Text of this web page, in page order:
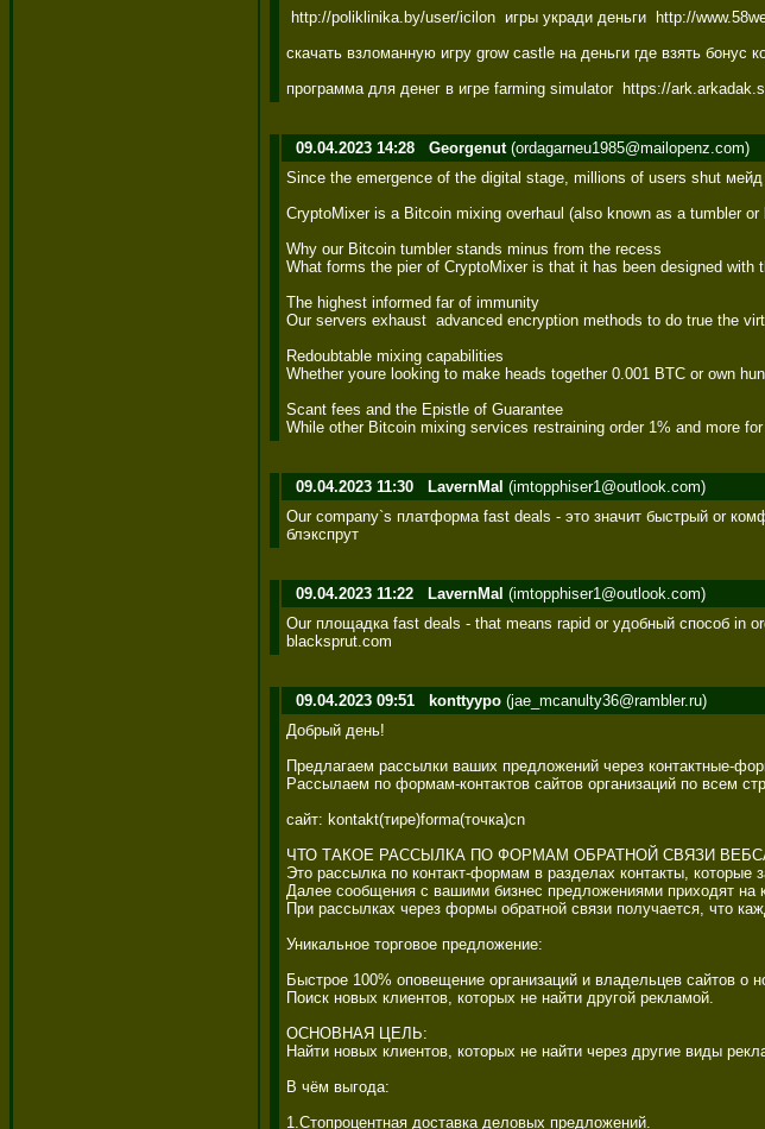
http://poliklinika.by/user/icilon  игры укради деньги  http://
скачать взломанную игру grow castle на деньги где взять бонус
программа для денег в игре farming simulator  https://
09.04.2023 14:28 Georgenut(ordagarneu1985@mailopenz.com)
Since the emergence of the digital stage, millions of users shut
CryptoMixer is a Bitcoin mixing overhaul (also known as a tumbler
Why our Bitcoin tumbler stands minus from the recess
What forms the pier of CryptoMixer is that it has been designed
The highest informed far of immunity
Our servers exhaust  advanced encryption methods to do true the
Redoubtable mixing capabilities
Whether youre looking to make heads together 0.001 BTC or own
Scant fees and the Epistle of Guarantee
While other Bitcoin mixing services restraining order 1% and more
09.04.2023 11:30 LavernMal (imtopphiser1@outlook.com)
Our company`s платформа fast deals - это значит быстрый or
блэкспрут
09.04.2023 11:22 LavernMal (imtopphiser1@outlook.com)
Our площадка fast deals - that means rapid or удобный способ in
blacksprut.com
09.04.2023 09:51 konttyypo (jae_mcanulty36@rambler.ru)
Добрый день!
Предлагаем рассылки ваших предложений через контактные-
Рассылаем по формам-контактов сайтов организаций по всем
сайт: kontakt(тире)forma(точка)cn
ЧТО ТАКОЕ РАССЫЛКА ПО ФОРМАМ ОБРАТНОЙ СВЯЗИ
Это рассылка по контакт-формам в разделах контакты,
Далее сообщения с вашими бизнес предложениями приходят на
При рассылках через формы обратной связи получается, что
Уникальное торговое предложение:
Быстрое 100% оповещение организаций и владельцев сайтов о
Поиск новых клиентов, которых не найти другой рекламой.
ОСНОВНАЯ ЦЕЛЬ:
Найти новых клиентов, которых не найти через другие виды
В чём выгода:
1.Стопроцентная доставка деловых предложений.